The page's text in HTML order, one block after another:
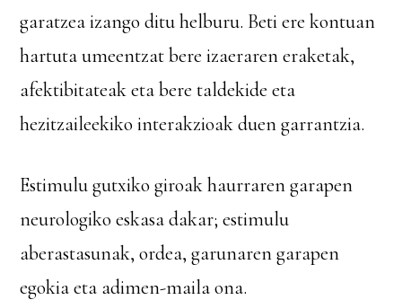
garatzea izango ditu helburu. Beti ere kontuan
hartuta umeentzat bere izaeraren eraketak,
afektibitateak eta bere taldekide eta
hezitzaileekiko interakzioak duen garrantzia.
Estimulu gutxiko giroak haurraren garapen
neurologiko eskasa dakar; estimulu
aberastasunak, ordea, garunaren garapen
egokia eta adimen-maila ona.